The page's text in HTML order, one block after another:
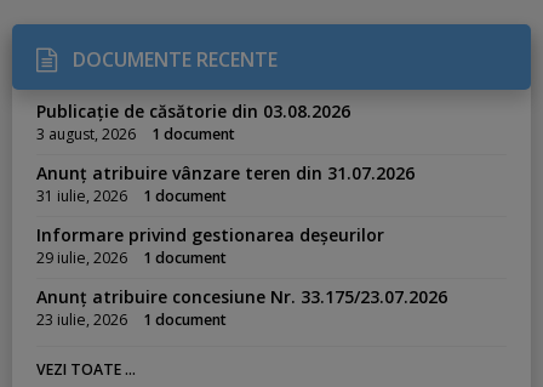
DOCUMENTE RECENTE
Publicație de căsătorie din 03.08.2026
3 august, 2026 1 document
Anunț atribuire vânzare teren din 31.07.2026
31 iulie, 2026 1 document
Informare privind gestionarea deșeurilor
29 iulie, 2026 1 document
Anunț atribuire concesiune Nr. 33.175/23.07.2026
23 iulie, 2026 1 document
VEZI TOATE ...